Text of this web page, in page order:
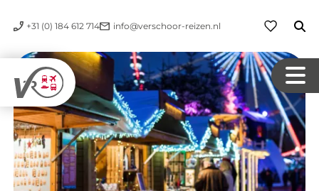
+31 (0) 184 612 714 info@verschoor-reizen.nl